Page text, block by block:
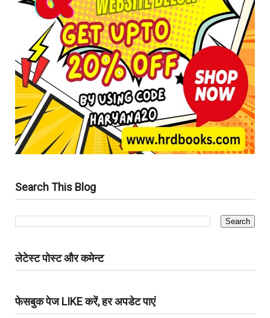
Search This Blog
लेटेस्ट पोस्ट और कमेन्ट
फेसबुक पेज LIKE करें, हर अपडेट पाएं